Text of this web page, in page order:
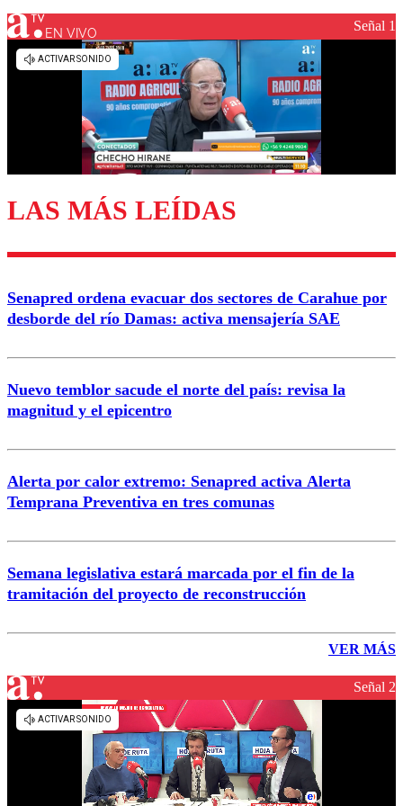
Los comentarios son moderados para garantizar un
diálogo respetuoso.
Enviar comentario
EN VIVO Señal 1
LAS MÁS LEÍDAS
Senapred ordena evacuar dos sectores de Carahue por
desborde del río Damas: activa mensajería SAE
Nuevo temblor sacude el norte del país: revisa la
magnitud y el epicentro
Alerta por calor extremo: Senapred activa Alerta
Temprana Preventiva en tres comunas
Semana legislativa estará marcada por el fin de la
tramitación del proyecto de reconstrucción
VER MÁS
Señal 2